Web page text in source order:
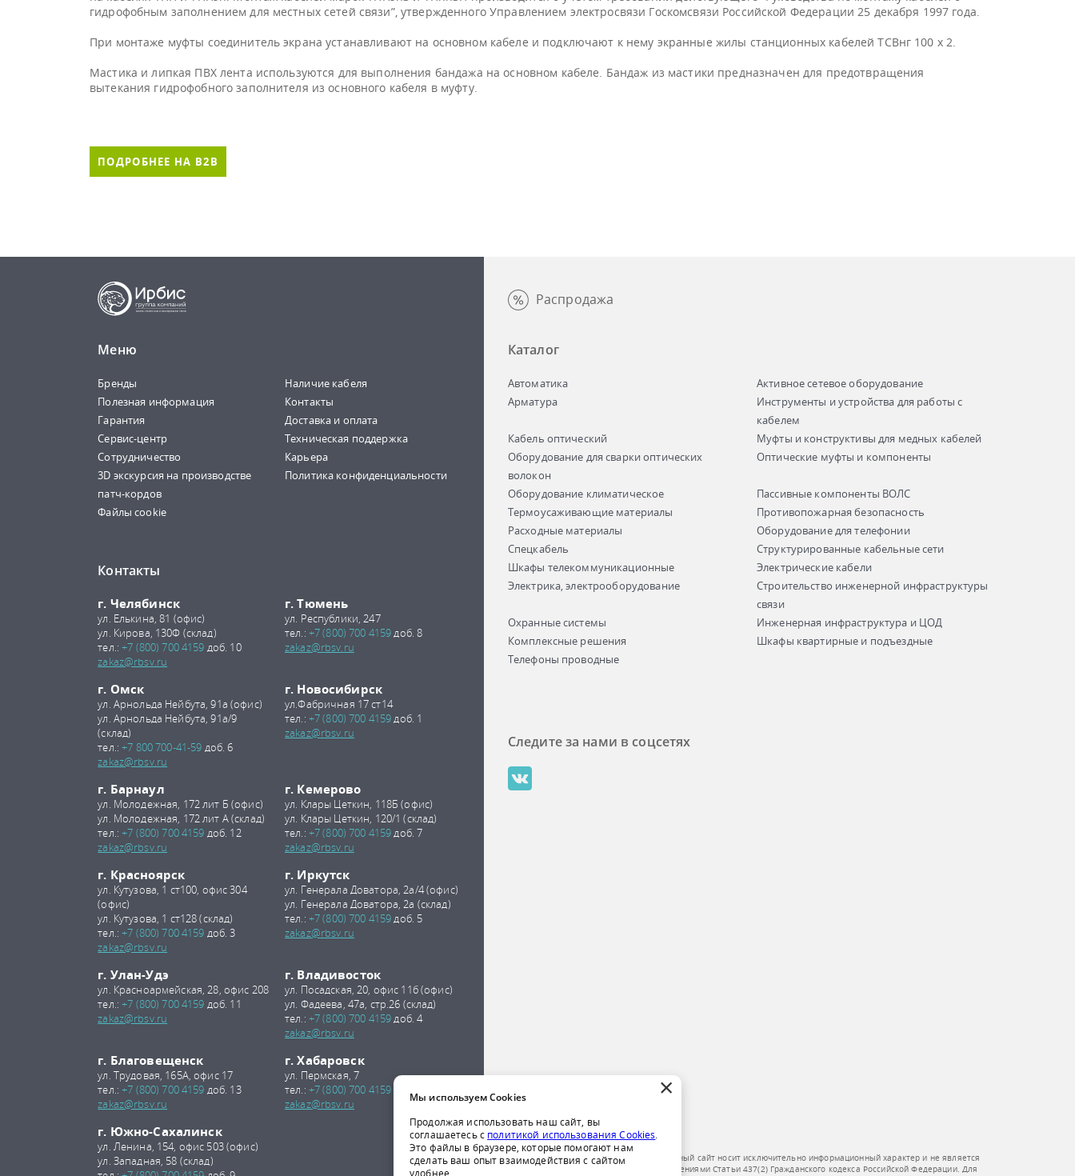
гидрофобным заполнением для местных сетей связи”, утвержденного Управлением электросвязи Госкомсвязи Российской Федерации 25 декабря 1997 года.
При монтаже муфты соединитель экрана устанавливают на основном кабеле и подключают к нему экранные жилы станционных кабелей ТСВнг 100 х 2.
Мастика и липкая ПВХ лента используются для выполнения бандажа на основном кабеле. Бандаж из мастики предназначен для предотвращения
вытекания гидрофобного заполнителя из основного кабеля в муфту.
ПОДРОБНЕЕ НА B2B
Меню
Бренды
Наличие кабеля
Полезная информация
Контакты
Гарантия
Доставка и оплата
Сервис-центр
Техническая поддержка
Сотрудничество
Карьера
3D экскурсия на производстве
патч-кордов
Политика конфиденциальности
Файлы cookie
Контакты
г. Челябинск
ул. Елькина, 81 (офис)
ул. Кирова, 130Ф (склад)
тел.:+7 (800) 700 4159 доб. 10
zakaz@rbsv.ru
г. Тюмень
ул. Республики, 247
тел.: +7 (800) 700 4159доб. 8
zakaz@rbsv.ru
г. Омск
ул. Арнольда Нейбута, 91а (офис)
ул. Арнольда Нейбута, 91а/9
(склад)
тел.:+7 800 700-41-59 доб. 6
zakaz@rbsv.ru
г. Новосибирск
ул.Фабричная 17 ст14
тел.: +7 (800) 700 4159доб. 1
zakaz@rbsv.ru
г. Барнаул
ул. Молодежная, 172 лит Б (офис)
ул. Молодежная, 172 лит А (склад)
тел.:+7 (800) 700 4159 доб. 12
zakaz@rbsv.ru
г. Кемерово
ул. Клары Цеткин, 118Б (офис)
ул. Клары Цеткин, 120/1 (склад)
тел.: +7 (800) 700 4159доб. 7
zakaz@rbsv.ru
г. Красноярск
ул. Кутузова, 1 ст100, офис 304
(офис)
ул. Кутузова, 1 ст128 (склад)
тел.:+7 (800) 700 4159 доб. 3
zakaz@rbsv.ru
г. Иркутск
ул. Генерала Доватора, 2а/4 (офис)
ул. Генерала Доватора, 2а (склад)
тел.: +7 (800) 700 4159доб. 5
zakaz@rbsv.ru
г. Улан-Удэ
ул. Красноармейская, 28, офис 208
тел.:+7 (800) 700 4159 доб. 11
zakaz@rbsv.ru
г. Владивосток
ул. Посадская, 20, офис 11б (офис)
ул. Фадеева, 47а, стр.26 (склад)
тел.: +7 (800) 700 4159доб. 4
zakaz@rbsv.ru
г. Благовещенск
ул. Трудовая, 165А, офис 17
тел.:+7 (800) 700 4159 доб. 13
zakaz@rbsv.ru
г. Хабаровск
ул. Пермская, 7
тел.: +7 (800) 700 4159
zakaz@rbsv.ru
г. Южно-Сахалинск
ул. Ленина, 154, офис 503 (офис)
ул. Западная, 58 (склад)
Распродажа
Каталог
Автоматика
Активное сетевое оборудование
Арматура
Инструменты и устройства для работы с
кабелем
Кабель оптический
Муфты и конструктивы для медных кабелей
Оборудование для сварки оптических
волокон
Оптические муфты и компоненты
Оборудование климатическое
Пассивные компоненты ВОЛС
Термоусаживающие материалы
Противопожарная безопасность
Расходные материалы
Оборудование для телефонии
Спецкабель
Структурированные кабельные сети
Шкафы телекоммуникационные
Электрические кабели
Электрика, электрооборудование
Строительство инженерной инфраструктуры
связи
Охранные системы
Инженерная инфраструктура и ЦОД
Комплексные решения
Шкафы квартирные и подъездные
Телефоны проводные
Следите за нами в соцсетях
Обращаем ваше внимание на то, что данный сайт носит исключительно информационный характер и не является
публичной офертой, определяемой положениями Статьи 437(2) Гражданского кодекса Российской Федерации. Для
×
Мы используем Cookies
Продолжая использовать наш сайт, вы
соглашаетесь с политикой использования Cookies.
Это файлы в браузере, которые помогают нам
сделать ваш опыт взаимодействия с сайтом
удобнее.